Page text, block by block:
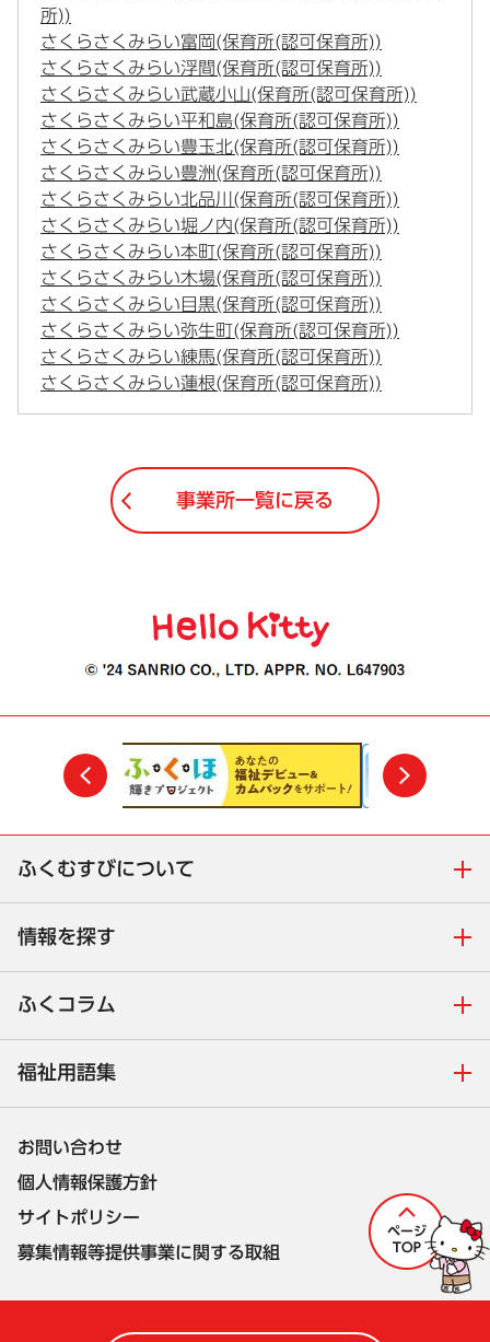
所))
さくらさくみらい富岡(保育所(認可保育所))
さくらさくみらい浮間(保育所(認可保育所))
さくらさくみらい武蔵小山(保育所(認可保育所))
さくらさくみらい平和島(保育所(認可保育所))
さくらさくみらい豊玉北(保育所(認可保育所))
さくらさくみらい豊洲(保育所(認可保育所))
さくらさくみらい北品川(保育所(認可保育所))
さくらさくみらい堀ノ内(保育所(認可保育所))
さくらさくみらい本町(保育所(認可保育所))
さくらさくみらい木場(保育所(認可保育所))
さくらさくみらい目黒(保育所(認可保育所))
さくらさくみらい弥生町(保育所(認可保育所))
さくらさくみらい練馬(保育所(認可保育所))
さくらさくみらい蓮根(保育所(認可保育所))
事業所一覧に戻る
前
ふくむすびについて
情報を探す
ふくコラム
福祉用語集
お問い合わせ
個人情報保護方針
サイトポリシー
募集情報等提供事業に関する取組
株式会社セルコ